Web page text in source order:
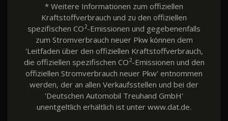
* Weitere Informationen zum offiziellen
Kraftstoffverbrauch und zu den offiziellen
spezifischen CO2-Emissionen und gegebenenfalls
zum Stromverbrauch neuer Pkw können dem
'Leitfaden über den offiziellen Kraftstoffverbrauch,
die offiziellen spezifischen CO2-Emissionen und den
offiziellen Stromverbrauch neuer Pkw' entnommen
werden, der an allen Verkaufsstellen und bei der
'Deutschen Automobil Treuhand GmbH'
unentgeltlich erhältlich ist unter www.dat.de.